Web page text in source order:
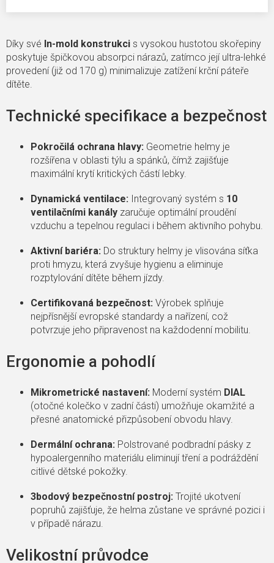
Díky své In-mold konstrukci s vysokou hustotou skořepiny
poskytuje špičkovou absorpci nárazů, zatímco její ultra-lehké
provedení (již od 170 g) minimalizuje zatížení krční páteře
dítěte.
Technické specifikace a bezpečnost
Pokročilá ochrana hlavy: Geometrie helmy je
rozšířena v oblasti týlu a spánků, čímž zajišťuje
maximální krytí kritických částí lebky.
Dynamická ventilace: Integrovaný systém s 10
ventilačními kanály zaručuje optimální proudění
vzduchu a tepelnou regulaci i během aktivního pohybu.
Aktivní bariéra: Do struktury helmy je vlisována síťka
proti hmyzu, která zvyšuje hygienu a eliminuje
rozptylování dítěte během jízdy.
Certifikovaná bezpečnost: Výrobek splňuje
nejpřísnější evropské standardy a nařízení, což
potvrzuje jeho připravenost na každodenní mobilitu.
Ergonomie a pohodlí
Mikrometrické nastavení: Moderní systém DIAL
(otočné kolečko v zadní části) umožňuje okamžité a
přesné anatomické přizpůsobení obvodu hlavy.
Dermální ochrana: Polstrované podbradní pásky z
hypoalergenního materiálu eliminují tření a podráždění
citlivé dětské pokožky.
3bodový bezpečnostní postroj: Trojité ukotvení
popruhů zajišťuje, že helma zůstane ve správné pozici i
v případě nárazu.
Velikostní průvodce